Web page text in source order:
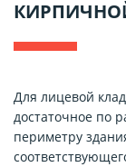
Для лицевой
достаточное по
периметру